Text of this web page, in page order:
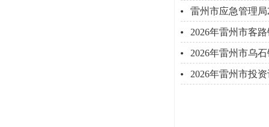
雷州市应急管理
2026年雷州市客
2026年雷州市乌
2026年雷州市投